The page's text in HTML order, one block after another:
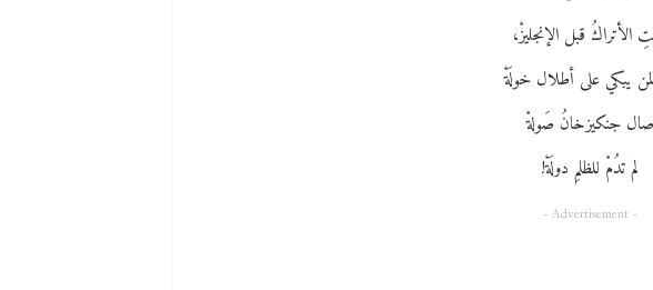
الأتراكُ قبل الإنجليزْ،
يبكي على أطلال خولَةْ
صال جنكيزخانُ صَولةْ
لم تدُمْ للظلمِ دولَةْ!
- Advertisement -